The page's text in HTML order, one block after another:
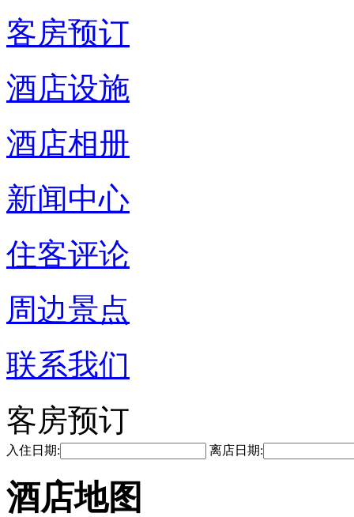
客房预订
酒店设施
酒店相册
新闻中心
住客评论
周边景点
联系我们
客房预订
入住日期: 离店日期:
酒店地图